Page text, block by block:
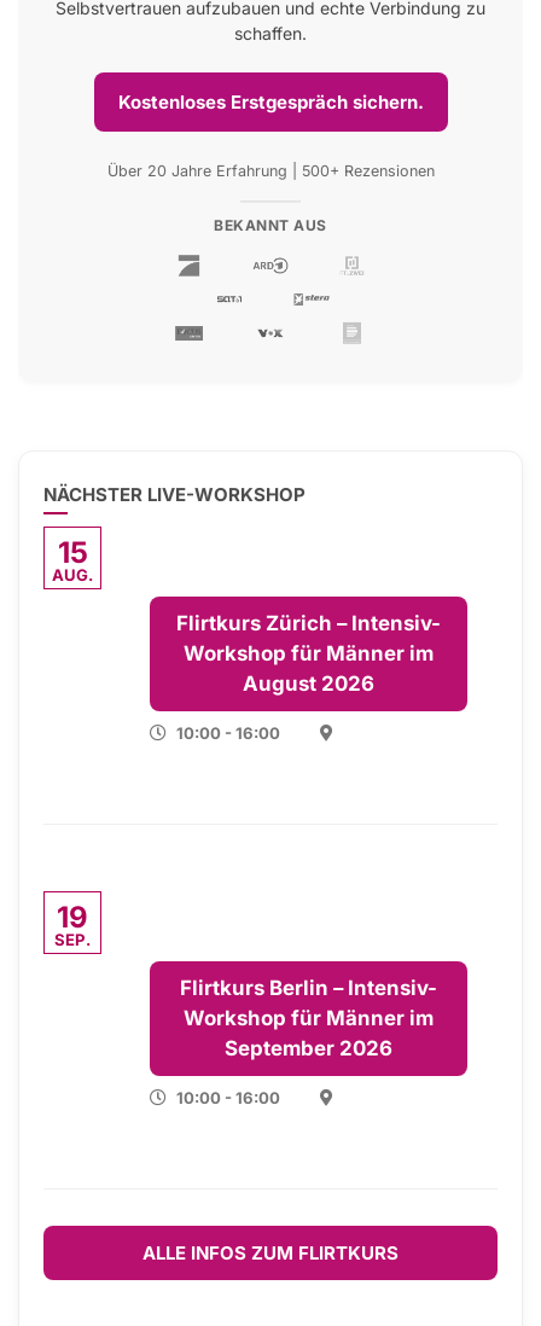
Selbstvertrauen aufzubauen und echte Verbindung zu
schaffen.
Kostenloses Erstgespräch sichern.
Über 20 Jahre Erfahrung | 500+ Rezensionen
BEKANNT AUS
NÄCHSTER LIVE-WORKSHOP
15
AUG.
Flirtkurs Zürich – Intensiv-
Workshop für Männer im
August 2026
10:00 - 16:00
19
SEP.
Flirtkurs Berlin – Intensiv-
Workshop für Männer im
September 2026
10:00 - 16:00
ALLE INFOS ZUM FLIRTKURS